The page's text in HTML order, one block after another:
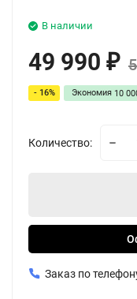
В наличии
49 990 ₽
- 16% Экономия 10
Количество:
Заказ по